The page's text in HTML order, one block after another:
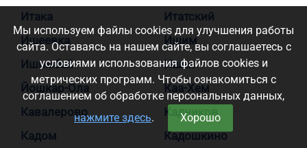
Итака
Итатский
Ишеевка
Ишим
Ишимбай
Ишня
Йошкар-Ола
Каа-Хем
Кавалерово
Кадников
Кадом
Кадошкино
Мы используем файлы cookies для улучшения работы
сайта. Оставаясь на нашем сайте, вы соглашаетесь с
условиями использования файлов cookies и
метрических программ. Чтобы ознакомиться с
соглашением об обработке персональных данных,
нажмите здесь. Хорошо